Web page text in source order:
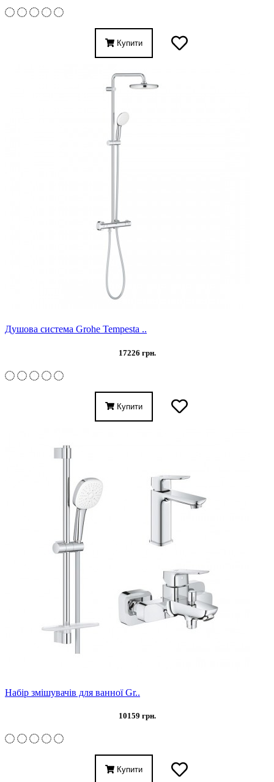
Купити
Душова система Grohe Tempesta ..
17226 грн.
Купити
Набір змішувачів для ванної Gr..
10159 грн.
Купити